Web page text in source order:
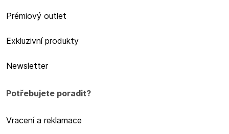
Prémiový outlet
Exkluzivní produkty
Newsletter
Potřebujete poradit?
Vracení a reklamace